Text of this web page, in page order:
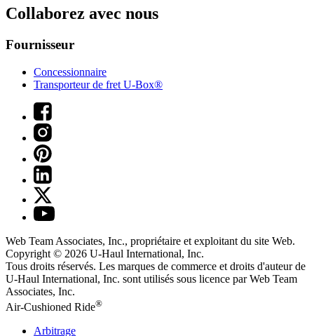
Collaborez avec nous
Fournisseur
Concessionnaire
Transporteur de fret U-Box®
Web Team Associates, Inc., propriétaire et exploitant du site Web.
Copyright © 2026 U-Haul International, Inc.
Tous droits réservés. Les marques de commerce et droits d'auteur de
U-Haul International, Inc. sont utilisés sous licence par Web Team
Associates, Inc.
Air-Cushioned Ride®
Arbitrage